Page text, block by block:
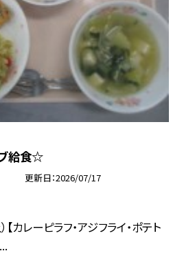
給食☆
更新日 2026/07/17
カレーピラフ・アジフライ・ポテト